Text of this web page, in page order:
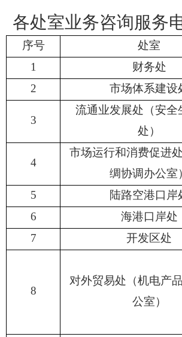
各处室业务咨询服务
序号 处室
1
财务处
2
市场体系建设
3
流通业发展处 （安
处）
4
市场运行和消费促进
绸协调办公室）
5 陆路空港口岸
6
海港口岸处
7
开发区处
8
对外贸易处（机电产
公室）